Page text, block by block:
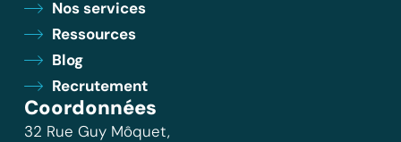
Nos services
Ressources
Blog
Recrutement
Coordonnées
32 Rue Guy Môquet,